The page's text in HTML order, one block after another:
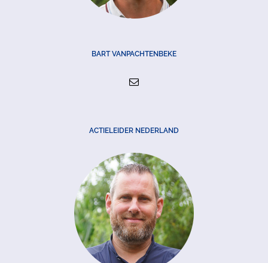
BART VANPACHTENBEKE
ACTIELEIDER NEDERLAND